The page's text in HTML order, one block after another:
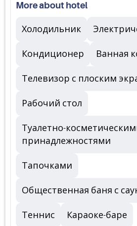
More about hotel
Холодильник
Кондиционер Ванная
Телевизор с плоским
Рабочий стол
Туалетно-
принадлежностями
Тапочками
Общественная баня с
Теннис Караоке-баре